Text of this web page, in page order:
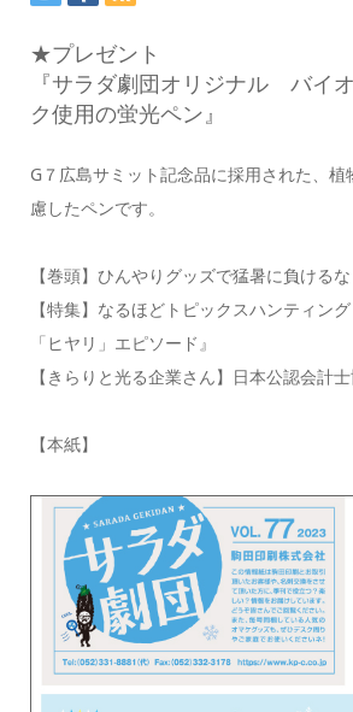
★プレゼント
『サラダ劇団オリジナル バイ
ク使用の蛍光ペン』
G７広島サミット記念品に採用された、
慮したペンです。
【巻頭】ひんやりグッズで猛暑に負けるな
【特集】なるほどトピックスハンティン
「ヒヤリ」エピソード』
【きらりと光る企業さん】日本公認会計
【本紙】